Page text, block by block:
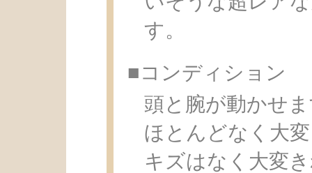
す。
■コンディション
頭と腕が動かせ
ほとんどなく大
キズはなく大変